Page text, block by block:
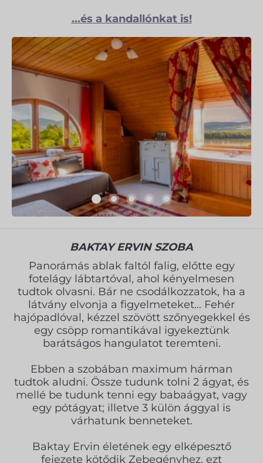
...és a kandallónkat is!
BAKTAY ERVIN SZOBA
Panorámás ablak faltól falig, előtte egy
fotelágy lábtartóval, ahol kényelmesen
tudtok olvasni. Bár ne csodálkozzatok, ha a
látvány elvonja a figyelmeteket... Fehér
hajópadlóval, kézzel szövött szőnyegekkel és
egy csöpp romantikával igyekeztünk
barátságos hangulatot teremteni.
Ebben a szobában maximum hárman
tudtok aludni. Össze tudunk tolni 2 ágyat, és
mellé be tudunk tenni egy babaágyat, vagy
egy pótágyat; illetve 3 külön ággyal is
várhatunk benneteket.
Baktay Ervin életének egy elképesztő
fejezete kötődik Zebegényhez, ezt